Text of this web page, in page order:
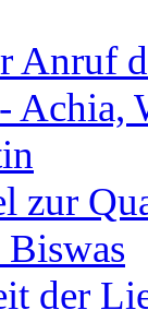
Anruf
Achia,
zur
der